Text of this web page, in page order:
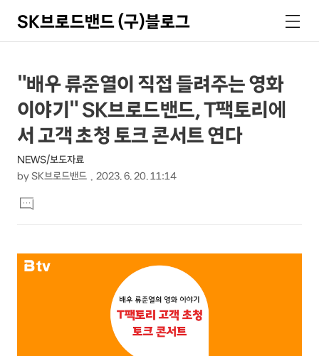
SK브로드밴드 (구)블로그
색
메
뉴
상
세
컨
텐
츠
본
문
제
목
"배우 류준열이 직접 들려주는 영화
이야기" SK브로드밴드, T팩토리에
서 고객 초청 토크 콘서트 연다
NEWS/보도자료
by SK브로드밴드 2023. 6. 20. 11:14
문
댓
글